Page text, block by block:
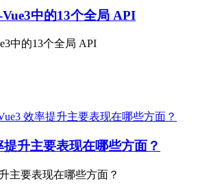
中的13个全局 API
中的13个全局 API
提升主要表现在哪些方面？
主要表现在哪些方面？